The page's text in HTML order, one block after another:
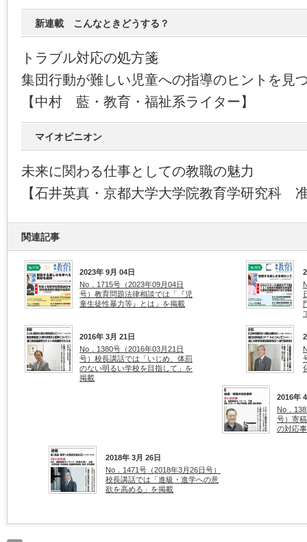
新連載 こんなときどうする？
トラブル対応の処方箋
集団行動が難しい児童への指導のヒントを見
【中村 藍・教育・福祉系ライター】
マイオピニオン
未来に関わる仕事としての教職の魅力
【石井英真・京都大学大学院教育学研究科
関連記事
2023年 9月 04日
No．1715号（2023年09月04日
号）教育問題法律相談では「『児
童生徒性暴力等』とは」を掲載
2016年 3月 21日
No．1380号（2016年03月21日
号）校長講話では「いじめ、体罰
のない明るい学校を目指して」を
掲載
2016年
No．
号）寄
の対応
2018年 3月 26日
No．1471号（2018年3月26日号）
校長講話では「進級・進学への意
欲を高める」を掲載